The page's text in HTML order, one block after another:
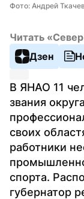
Фото: Андрей
Читать
Дзен
В ЯНАО 11
звания
своих
работники
спорта.
губернатор